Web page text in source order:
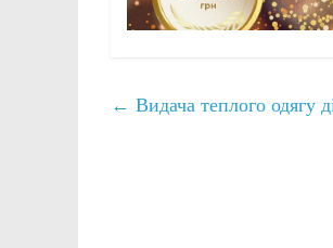
← Видача теплого одягу